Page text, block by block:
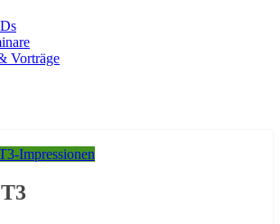
Vorträge
Impressionen